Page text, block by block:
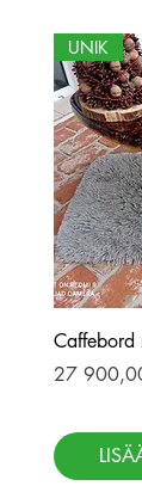
UNIK
Caffebord
Hinta
27